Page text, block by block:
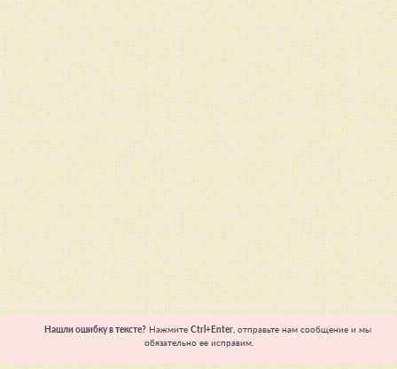
Нашли ошибку в тексте?Нажмите Ctrl+Enter, отправьте нам сообщение и мы
обязательно ее исправим.